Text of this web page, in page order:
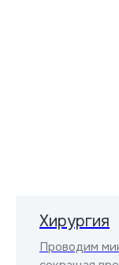
Хирургия
Проводим